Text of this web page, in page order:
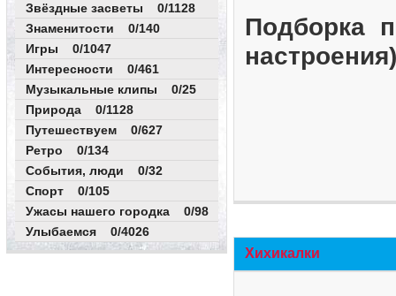
Звёздные засветы 0/1128
Знаменитости 0/140
Игры 0/1047
Интересности 0/461
Музыкальные клипы 0/25
Природа 0/1128
Путешествуем 0/627
Ретро 0/134
События, люди 0/32
Спорт 0/105
Ужасы нашего городка 0/98
Улыбаемся 0/4026
Подборка
Хихикалки